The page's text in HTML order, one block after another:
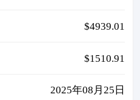
$4939.01
$1510.91
2025年08月25日